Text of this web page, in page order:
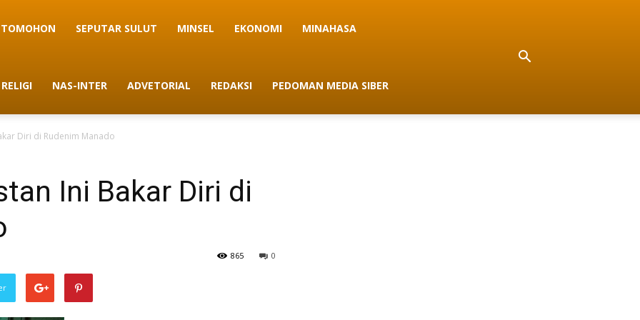
TOMOHON SEPUTAR SULUT MINSEL EKONOMI MINAHASA
RELIGI NAS-INTER ADVETORIAL REDAKSI PEDOMAN MEDIA SIBER
Diri di Rudenim Manado
Ini Bakar Diri di
0
865